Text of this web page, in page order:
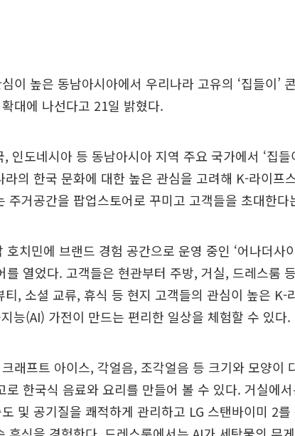
이 높은 동남아시아에서 우리나라 고유의 ‘집들이’
대에 나선다고 21일 밝혔다.
인도네시아 등 동남아시아 지역 주요 국가에서 ‘집들
의 한국 문화에 대한 높은 관심을 고려해 K-라이프
주거공간을 팝업스토어로 꾸미고 고객들을 초대한다
호치민에 브랜드 경험 공간으로 운영 중인 ‘어나더
를 열었다. 고객들은 현관부터 주방, 거실, 드레스룸
티, 소셜 교류, 휴식 등 현지 고객들의 관심이 높은 K-
능(AI) 가전이 만드는 편리한 일상을 체험할 수 있다.
래프트 아이스, 각얼음, 조각얼음 등 크기와 모양이
로 한국식 음료와 요리를 만들어 볼 수 있다. 거실에
및 공기질을 쾌적하게 관리하고 LG 스탠바이미 2